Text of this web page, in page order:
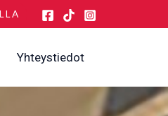
Yhteystiedot